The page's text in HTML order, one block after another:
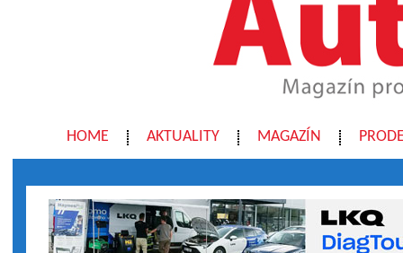
HOME AKTUALITY MAGAZÍN